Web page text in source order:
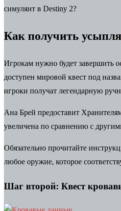
симулянт в Destiny 2?
Как получить
Игрокам нужно будет завершить
доступен мировой квест под
игроки получат легендарную
Ана Брей предоставит
увеличена по сравнению с
Обязательно прочитайте
любое оружие, которое
Шаг второй: Квест